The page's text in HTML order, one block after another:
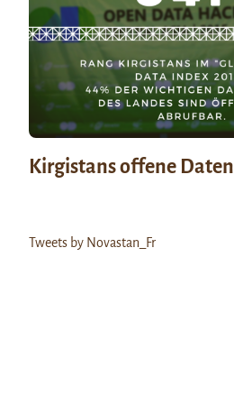
Kirgistans offene Daten
Tweets by Novastan_Fr